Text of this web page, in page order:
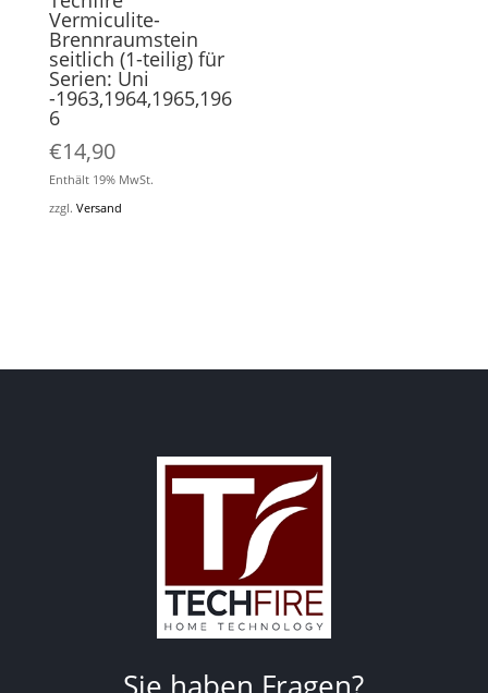
Vermiculite-
Brennraumstein
seitlich (1-teilig) für
Serien: Uni
-1963,1964,1965,196
6
€14,90
Enthält 19% MwSt.
zzgl. Versand